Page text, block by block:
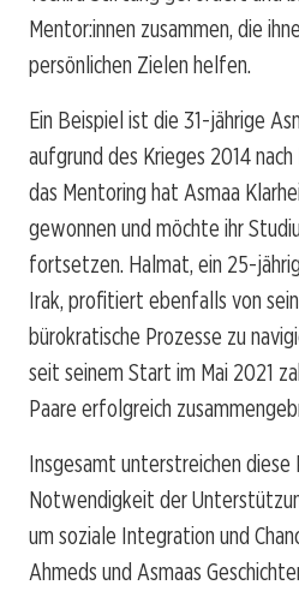
Mentor:innen zusammen, die
persönlichen Zielen helfen.
Ein Beispiel ist die 31-jährige
aufgrund des Krieges 2014
das Mentoring hat Asmaa
gewonnen und möchte ihr
fortsetzen. Halmat, ein 25-
Irak, profitiert ebenfalls von
bürokratische Prozesse zu
seit seinem Start im Mai 2021
Paare erfolgreich
Insgesamt unterstreichen diese
Notwendigkeit der
um soziale Integration und
Ahmeds und Asmaas